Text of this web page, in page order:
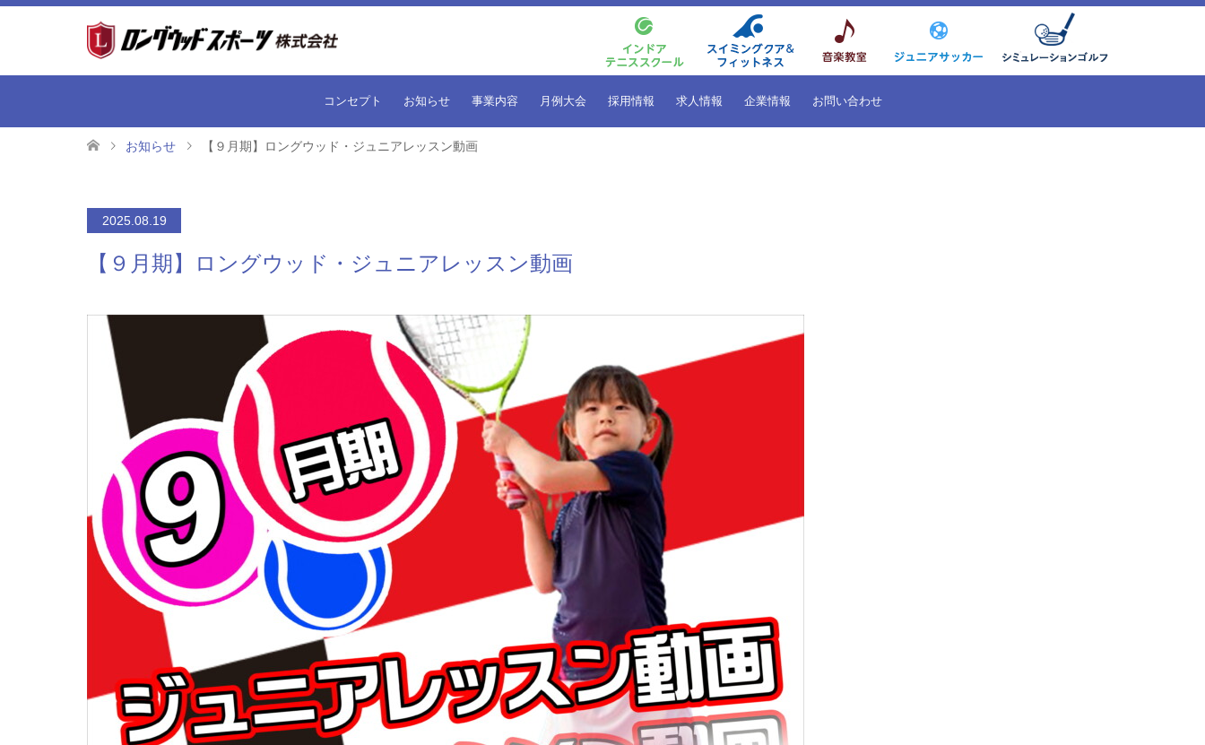
コンセプト お知らせ 事業内容 月例大会 採用情報 求人情報 企業情報 お問い合わせ
お知らせ 【９月期】ロングウッド・ジュニアレッスン動画
2025.08.19
【９月期】ロングウッド・ジュニアレッスン動画